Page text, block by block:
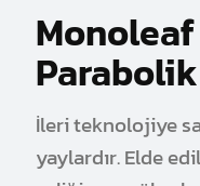
Monoleaf
İleri teknolojiye
yaylardır. Elde